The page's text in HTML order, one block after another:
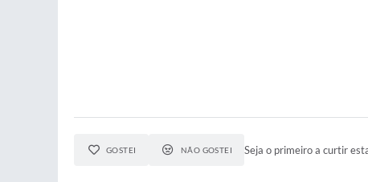
GOSTEI NÃO GOSTEI Seja o primeiro a curtir